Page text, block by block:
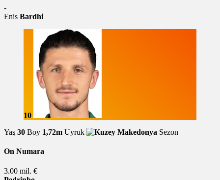
-
Enis Bardhi
10
Yaş 30 Boy 1,72m Uyruk Sezon
On Numara
3.00 mil. €